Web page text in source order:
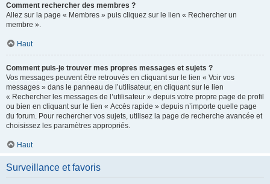
Comment rechercher des membres ?
Allez sur la page « Membres » puis cliquez sur le lien « Rechercher un
membre ».
Haut
Comment puis-je trouver mes propres messages et sujets ?
Vos messages peuvent être retrouvés en cliquant sur le lien « Voir vos
messages » dans le panneau de l’utilisateur, en cliquant sur le lien
« Rechercher les messages de l’utilisateur » depuis votre propre page de profil
ou bien en cliquant sur le lien « Accès rapide » depuis n’importe quelle page
du forum. Pour rechercher vos sujets, utilisez la page de recherche avancée et
choisissez les paramètres appropriés.
Haut
Surveillance et favoris